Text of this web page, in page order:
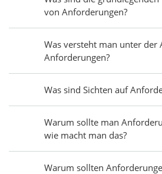
von Anforderungen?
Was versteht man unter
Anforderungen?
Was sind Sichten auf
Warum sollte man
wie macht man das?
Warum sollten